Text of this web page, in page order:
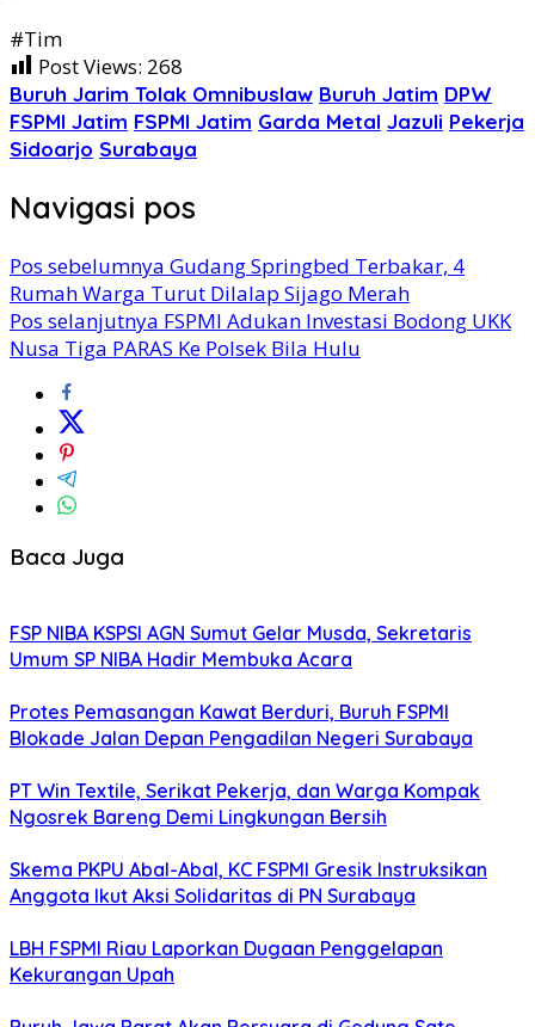
#Tim
Post Views: 268
Buruh Jarim Tolak Omnibuslaw Buruh Jatim DPW
FSPMI Jatim FSPMI Jatim Garda Metal Jazuli Pekerja
Sidoarjo Surabaya
Navigasi pos
Pos sebelumnya Gudang Springbed Terbakar, 4
Rumah Warga Turut Dilalap Sijago Merah
Pos selanjutnya FSPMI Adukan Investasi Bodong UKK
Nusa Tiga PARAS Ke Polsek Bila Hulu
Baca Juga
FSP NIBA KSPSI AGN Sumut Gelar Musda, Sekretaris
Umum SP NIBA Hadir Membuka Acara
Protes Pemasangan Kawat Berduri, Buruh FSPMI
Blokade Jalan Depan Pengadilan Negeri Surabaya
PT Win Textile, Serikat Pekerja, dan Warga Kompak
Ngosrek Bareng Demi Lingkungan Bersih
Skema PKPU Abal-Abal, KC FSPMI Gresik Instruksikan
Anggota Ikut Aksi Solidaritas di PN Surabaya
LBH FSPMI Riau Laporkan Dugaan Penggelapan
Kekurangan Upah